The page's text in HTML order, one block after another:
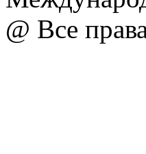
@ Все